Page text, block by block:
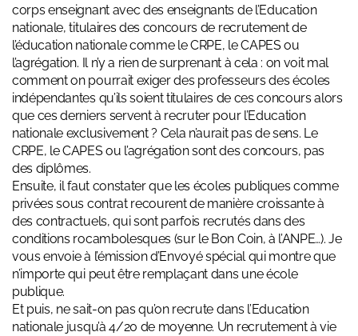
corps enseignant avec des enseignants de l’Education
nationale, titulaires des concours de recrutement de
l’éducation nationale comme le CRPE, le CAPES ou
l’agrégation. Il n’y a rien de surprenant à cela : on voit mal
comment on pourrait exiger des professeurs des écoles
indépendantes qu’ils soient titulaires de ces concours alors
que ces derniers servent à recruter pour l’Education
nationale exclusivement ? Cela n’aurait pas de sens. Le
CRPE, le CAPES ou l’agrégation sont des concours, pas
des diplômes.
Ensuite, il faut constater que les écoles publiques comme
privées sous contrat recourent de manière croissante à
des contractuels, qui sont parfois recrutés dans des
conditions rocambolesques (sur le Bon Coin, à l’ANPE…). Je
vous envoie à l’émission d’Envoyé spécialqui montre que
n’importe qui peut être remplaçant dans une école
publique.
Et puis, ne sait-on pas qu’on recrute dans l’Education
nationale jusqu’à 4/20 de moyenne. Un recrutement à vie